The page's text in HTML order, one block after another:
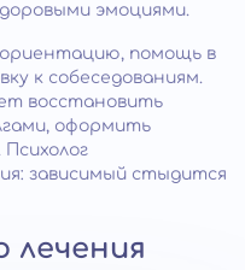
эмоциями.
помощь в
к собеседованиям.
восстановить
оформить
зависимый стыдится